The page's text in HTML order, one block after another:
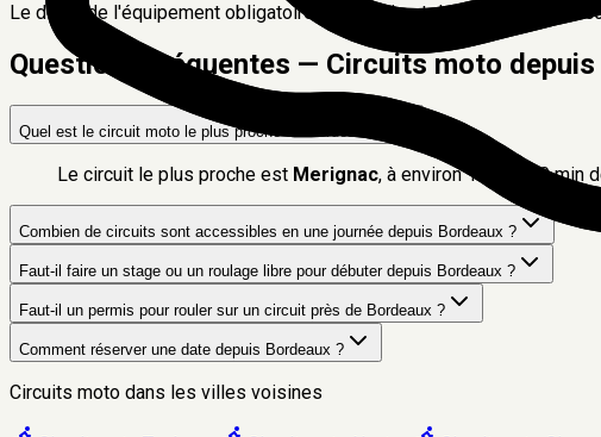
Le détail de l'équipement obligatoire, du permis et des conditions
Questions fréquentes — Circuits moto depuis
Quel est le circuit moto le plus proche de Bordeaux ?
Le circuit le plus proche est Merignac, à environ11 km 30 min
Combien de circuits sont accessibles en une journée depuis Bordeaux ?
Faut-il faire un stage ou un roulage libre pour débuter depuis Bordeaux ?
Faut-il un permis pour rouler sur un circuit près de Bordeaux ?
Comment réserver une date depuis Bordeaux ?
Circuits moto dans les villes voisines